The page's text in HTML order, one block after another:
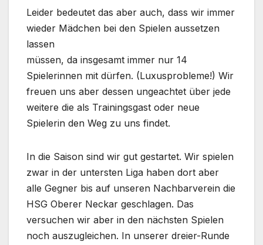
Leider bedeutet das aber auch, dass wir immer
wieder Mädchen bei den Spielen aussetzen
lassen
müssen, da insgesamt immer nur 14
Spielerinnen mit dürfen. (Luxusprobleme!) Wir
freuen uns aber dessen ungeachtet über jede
weitere die als Trainingsgast oder neue
Spielerin den Weg zu uns findet.
In die Saison sind wir gut gestartet. Wir spielen
zwar in der untersten Liga haben dort aber
alle Gegner bis auf unseren Nachbarverein die
HSG Oberer Neckar geschlagen. Das
versuchen wir aber in den nächsten Spielen
noch auszugleichen. In unserer dreier-Runde